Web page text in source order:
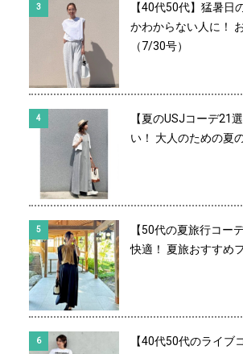
【40代50代】猛暑日
かわからない人に！
（7/30号）
【夏のUSJコーデ21
い！ 大人のための夏
【50代の夏旅行コー
快適！ 夏旅おすすめ
【40代50代のライブ